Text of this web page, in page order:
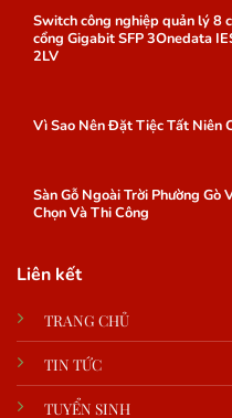
Switch công nghiệp quản lý 8
cổng Gigabit SFP 3Onedata
2LV
Vì Sao Nên Đặt Tiệc Tất Niên
Sàn Gỗ Ngoài Trời Phường Gò
Chọn Và Thi Công
Liên kết
TRANG CHỦ
TIN TỨC
TUYỂN SINH